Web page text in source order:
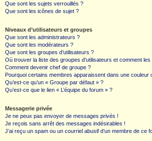
Que sont les sujets verrouillés ?
Que sont les icônes de sujet ?
Niveaux d’utilisateurs et groupes
Que sont les administrateurs ?
Que sont les modérateurs ?
Que sont les groupes d’utilisateurs ?
Où trouver la liste des groupes d’utilisateurs et comment les
Comment devenir chef de groupe ?
Pourquoi certains membres apparaissent dans une couleur
Qu’est-ce qu’un « Groupe par défaut » ?
Qu’est-ce que le lien « L’équipe du forum » ?
Messagerie privée
Je ne peux pas envoyer de messages privés !
Je reçois sans arrêt des messages indésirables !
J’ai reçu un spam ou un courriel abusif d’un membre de ce